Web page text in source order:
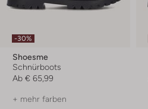
-30%
Shoesme
Schnürboots
Ab € 65,99
+ mehr farben